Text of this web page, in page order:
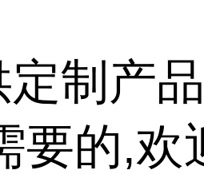
制产
要的,欢